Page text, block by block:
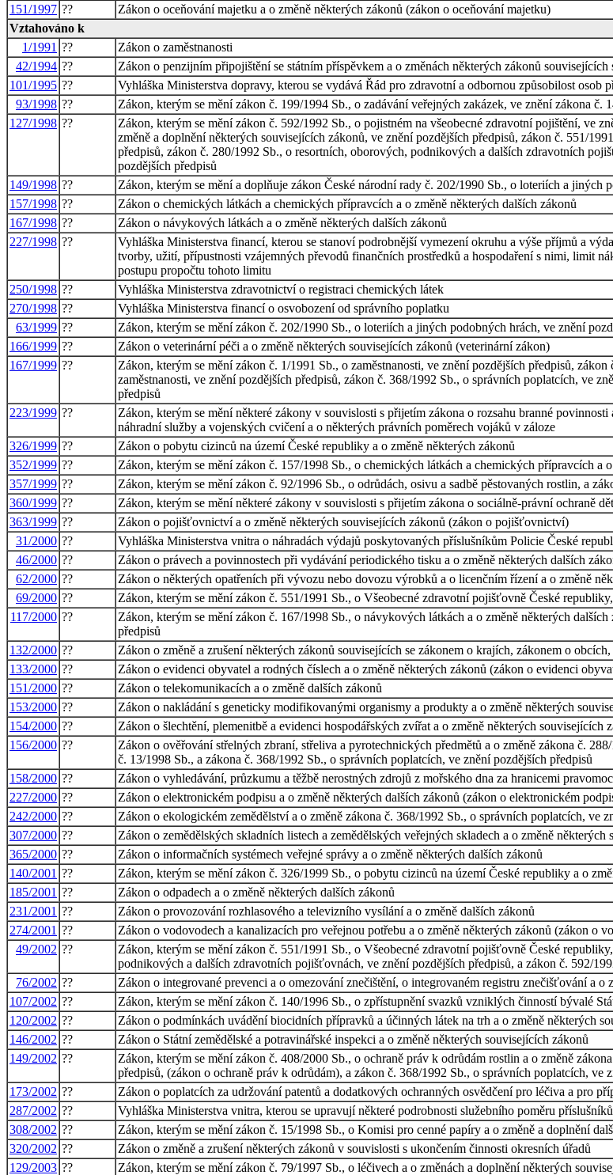
151/1997 ??
Zákon o oceňování majetku a o změně některých zákonů (zákon o oceňování majetku)
Vztahováno k
1/1991 ??
Zákon o zaměstnanosti
42/1994 ??
Zákon o penzijním připojištění se státním příspěvkem a o změnách některých zákonů souvisejících
101/1995 ??
Vyhláška Ministerstva dopravy, kterou se vydává Řád pro zdravotní a odbornou způsobilost osob
93/1998 ??
Zákon, kterým se mění zákon č. 199/1994 Sb., o zadávání veřejných zakázek, ve znění zákona č.
127/1998 ??
Zákon, kterým se mění zákon č. 592/1992 Sb., o pojistném na všeobecné zdravotní pojištění, ve
změně a doplnění některých souvisejících zákonů, ve znění pozdějších předpisů, zákon č. 551/
předpisů, zákon č. 280/1992 Sb., o resortních, oborových, podnikových a dalších zdravotních
pozdějších předpisů
149/1998 ??
Zákon, kterým se mění a doplňuje zákon České národní rady č. 202/1990 Sb., o loteriích a jiných
157/1998 ??
Zákon o chemických látkách a chemických přípravcích a o změně některých dalších zákonů
167/1998 ??
Zákon o návykových látkách a o změně některých dalších zákonů
227/1998 ??
Vyhláška Ministerstva financí, kterou se stanoví podrobnější vymezení okruhu a výše příjmů a
tvorby, užití, přípustnosti vzájemných převodů finančních prostředků a hospodaření s nimi, limit
postupu propočtu tohoto limitu
250/1998 ??
Vyhláška Ministerstva zdravotnictví o registraci chemických látek
270/1998 ??
Vyhláška Ministerstva financí o osvobození od správního poplatku
63/1999 ??
Zákon, kterým se mění zákon č. 202/1990 Sb., o loteriích a jiných podobných hrách, ve znění
166/1999 ??
Zákon o veterinární péči a o změně některých souvisejících zákonů (veterinární zákon)
167/1999 ??
Zákon, kterým se mění zákon č. 1/1991 Sb., o zaměstnanosti, ve znění pozdějších předpisů,
zaměstnanosti, ve znění pozdějších předpisů, zákon č. 368/1992 Sb., o správních poplatcích, ve
předpisů
223/1999 ??
Zákon, kterým se mění některé zákony v souvislosti s přijetím zákona o rozsahu branné
náhradní služby a vojenských cvičení a o některých právních poměrech vojáků v záloze
326/1999 ??
Zákon o pobytu cizinců na území České republiky a o změně některých zákonů
352/1999 ??
Zákon, kterým se mění zákon č. 157/1998 Sb., o chemických látkách a chemických přípravcích a
357/1999 ??
Zákon, kterým se mění zákon č. 92/1996 Sb., o odrůdách, osivu a sadbě pěstovaných rostlin, a
360/1999 ??
Zákon, kterým se mění některé zákony v souvislosti s přijetím zákona o sociálně-právní ochraně
363/1999 ??
Zákon o pojišťovnictví a o změně některých souvisejících zákonů (zákon o pojišťovnictví)
31/2000 ??
Vyhláška Ministerstva vnitra o náhradách výdajů poskytovaných příslušníkům Policie České
46/2000 ??
Zákon o právech a povinnostech při vydávání periodického tisku a o změně některých dalších
62/2000 ??
Zákon o některých opatřeních při vývozu nebo dovozu výrobků a o licenčním řízení a o změně
69/2000 ??
Zákon, kterým se mění zákon č. 551/1991 Sb., o Všeobecné zdravotní pojišťovně České
117/2000 ??
Zákon, kterým se mění zákon č. 167/1998 Sb., o návykových látkách a o změně některých
předpisů
132/2000 ??
Zákon o změně a zrušení některých zákonů souvisejících se zákonem o krajích, zákonem o
133/2000 ??
Zákon o evidenci obyvatel a rodných číslech a o změně některých zákonů (zákon o evidenci
151/2000 ??
Zákon o telekomunikacích a o změně dalších zákonů
153/2000 ??
Zákon o nakládání s geneticky modifikovanými organismy a produkty a o změně některých
154/2000 ??
Zákon o šlechtění, plemenitbě a evidenci hospodářských zvířat a o změně některých souvisejících
156/2000 ??
Zákon o ověřování střelných zbraní, střeliva a pyrotechnických předmětů a o změně zákona č.
č. 13/1998 Sb., a zákona č. 368/1992 Sb., o správních poplatcích, ve znění pozdějších předpisů
158/2000 ??
Zákon o vyhledávání, průzkumu a těžbě nerostných zdrojů z mořského dna za hranicemi
227/2000 ??
Zákon o elektronickém podpisu a o změně některých dalších zákonů (zákon o elektronickém
242/2000 ??
Zákon o ekologickém zemědělství a o změně zákona č. 368/1992 Sb., o správních poplatcích, ve
307/2000 ??
Zákon o zemědělských skladních listech a zemědělských veřejných skladech a o změně některých
365/2000 ??
Zákon o informačních systémech veřejné správy a o změně některých dalších zákonů
140/2001 ??
Zákon, kterým se mění zákon č. 326/1999 Sb., o pobytu cizinců na území České republiky a o
185/2001 ??
Zákon o odpadech a o změně některých dalších zákonů
231/2001 ??
Zákon o provozování rozhlasového a televizního vysílání a o změně dalších zákonů
274/2001 ??
Zákon o vodovodech a kanalizacích pro veřejnou potřebu a o změně některých zákonů (zákon o
49/2002 ??
Zákon, kterým se mění zákon č. 551/1991 Sb., o Všeobecné zdravotní pojišťovně České
podnikových a dalších zdravotních pojišťovnách, ve znění pozdějších předpisů, a zákon č. 592/
76/2002 ??
Zákon o integrované prevenci a o omezování znečištění, o integrovaném registru znečišťování a
107/2002 ??
Zákon, kterým se mění zákon č. 140/1996 Sb., o zpřístupnění svazků vzniklých činností bývalé
120/2002 ??
Zákon o podmínkách uvádění biocidních přípravků a účinných látek na trh a o změně některých
146/2002 ??
Zákon o Státní zemědělské a potravinářské inspekci a o změně některých souvisejících zákonů
149/2002 ??
Zákon, kterým se mění zákon č. 408/2000 Sb., o ochraně práv k odrůdám rostlin a o změně
předpisů, (zákon o ochraně práv k odrůdám), a zákon č. 368/1992 Sb., o správních poplatcích, ve
173/2002 ??
Zákon o poplatcích za udržování patentů a dodatkových ochranných osvědčení pro léčiva a pro
287/2002 ??
Vyhláška Ministerstva vnitra, kterou se upravují některé podrobnosti služebního poměru
308/2002 ??
Zákon, kterým se mění zákon č. 15/1998 Sb., o Komisi pro cenné papíry a o změně a doplnění
320/2002 ??
Zákon o změně a zrušení některých zákonů v souvislosti s ukončením činnosti okresních úřadů
129/2003 ??
Zákon, kterým se mění zákon č. 79/1997 Sb., o léčivech a o změnách a doplnění některých